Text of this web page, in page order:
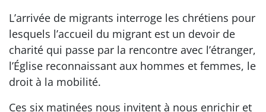
L’arrivée de migrants interroge les chrétiens pour
lesquels l’accueil du migrant est un devoir de
charité qui passe par la rencontre avec l’étranger,
l’Église reconnaissant aux hommes et femmes, le
droit à la mobilité.
Ces six matinées nous invitent à nous enrichir et